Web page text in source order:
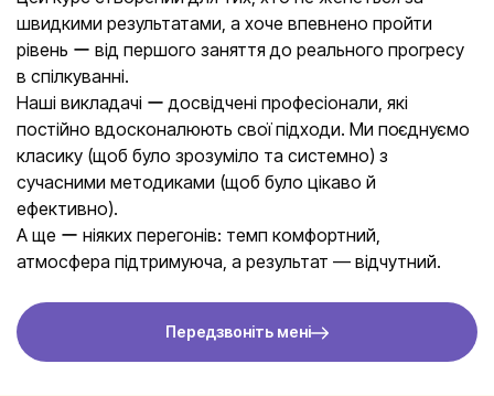
швидкими результатами, а хоче впевнено пройти
рівень ー від першого заняття до реального прогресу
в спілкуванні.
Наші викладачі ー досвідчені професіонали, які
постійно вдосконалюють свої підходи. Ми поєднуємо
класику (щоб було зрозуміло та системно) з
сучасними методиками (щоб було цікаво й
ефективно).
А ще ー ніяких перегонів: темп комфортний,
атмосфера підтримуюча, а результат — відчутний.
Передзвоніть мені